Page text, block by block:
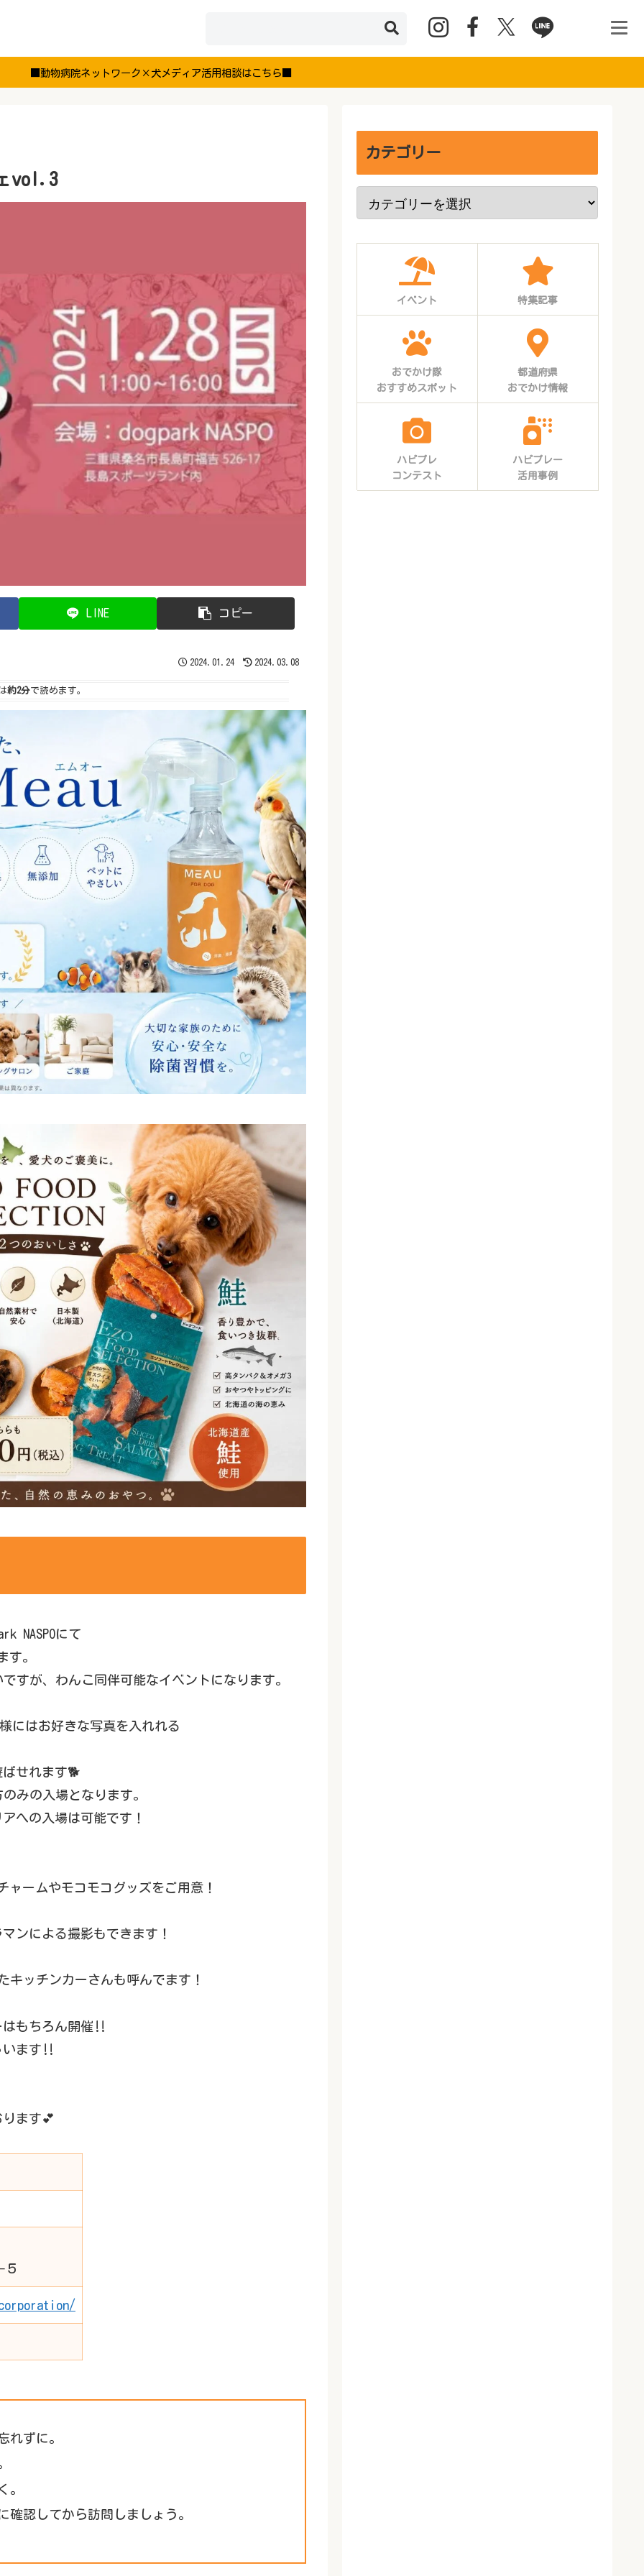
■動物病院ネットワーク×犬メディア活用相談はこちら■
vol.3
LINE コピー
2024.01.24 2024.03.08
約2分で読めます。
NASPOにて
す。
すが、わんこ同伴可能なイベントになります。
様にはお好きな写真を入れれる
せれます🐕
みの入場となります。
への入場は可能です！
ャームやモコモコグッズをご用意！
ンによる撮影もできます！
キッチンカーさんも呼んでます！
はもちろん開催‼️
います‼️
ます💕
５
れずに。
。
認してから訪問しましょう。
カテゴリー
イベント 特集記事
おでかけ隊
おすすめスポット
都道府県
おでかけ情報
ハピプレ
コンテスト
ハピプレー
活用事例